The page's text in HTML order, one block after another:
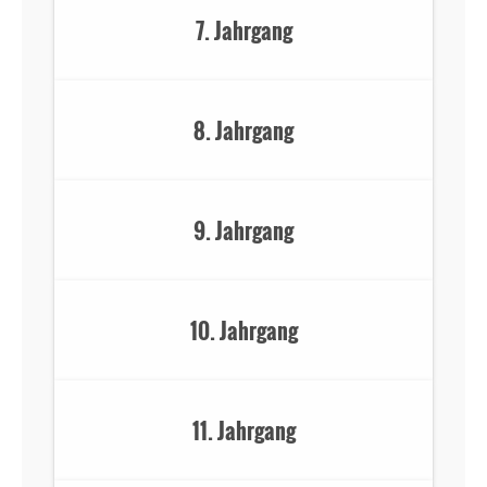
7. Jahrgang
8. Jahrgang
9. Jahrgang
10. Jahrgang
11. Jahrgang